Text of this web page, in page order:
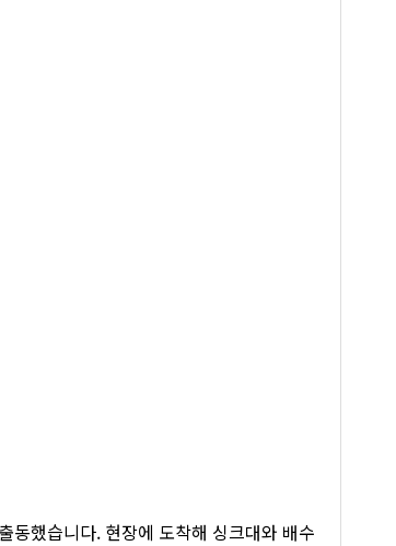
동했습니다. 현장에 도착해 싱크대와 배수